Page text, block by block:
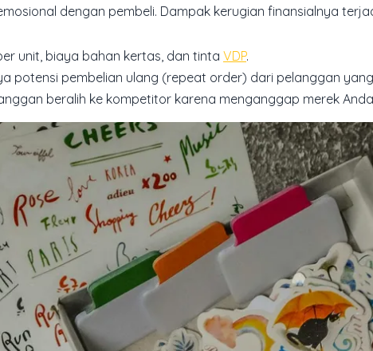
dengan pembeli. Dampak kerugian finansialnya
unit, biaya bahan kertas, dan tinta VDP.
potensi pembelian ulang (repeat order) dari pelanggan
beralih ke kompetitor karena menganggap merek